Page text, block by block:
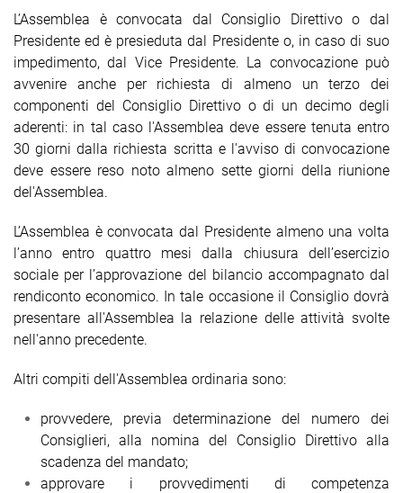
L’Assemblea è convocata dal Consiglio Direttivo o dal
Presidente ed è presieduta dal Presidente o, in caso di suo
impedimento, dal Vice Presidente. La convocazione può
avvenire anche per richiesta di almeno un terzo dei
componenti del Consiglio Direttivo o di un decimo degli
aderenti: in tal caso l'Assemblea deve essere tenuta entro
30 giorni dalla richiesta scritta e l'avviso di convocazione
deve essere reso noto almeno sette giorni della riunione
del'Assemblea.
L’Assemblea è convocata dal Presidente almeno una volta
l’anno entro quattro mesi dalla chiusura dell’esercizio
sociale per l’approvazione del bilancio accompagnato dal
rendiconto economico. In tale occasione il Consiglio dovrà
presentare all'Assemblea la relazione delle attività svolte
nell'anno precedente.
Altri compiti dell'Assemblea ordinaria sono:
provvedere, previa determinazione del numero dei
Consiglieri, alla nomina del Consiglio Direttivo alla
scadenza del mandato;
approvare i provvedimenti di competenza